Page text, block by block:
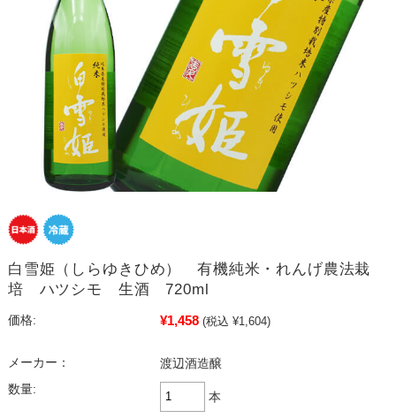
白雪姫（しらゆきひめ） 有機純米・れんげ農法栽
培 ハツシモ 生酒 720ml
価格: ¥1,458 (税込 ¥1,604)
メーカー：
渡辺酒造醸
数量:
本